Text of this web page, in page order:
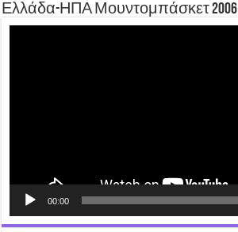
Ελλάδα-ΗΠΑ Μουντομπάσκετ 2006
00:00